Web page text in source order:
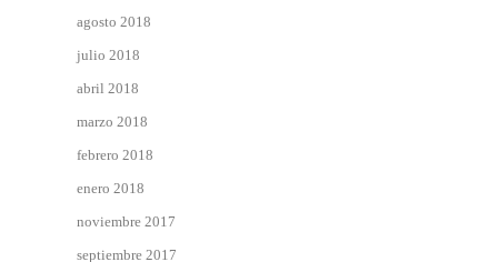
agosto 2018
julio 2018
abril 2018
marzo 2018
febrero 2018
enero 2018
noviembre 2017
septiembre 2017